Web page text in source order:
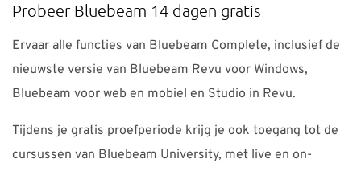
Probeer Bluebeam 14 dagen gratis
Ervaar alle functies van Bluebeam Complete, inclusief de
nieuwste versie van Bluebeam Revu voor Windows,
Bluebeam voor web en mobiel en Studio in Revu.
Tijdens je gratis proefperiode krijg je ook toegang tot de
cursussen van Bluebeam University, met live en on-